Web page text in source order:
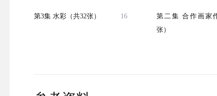
第3集 水彩（共32张） 16
第二集 合作画家
张）